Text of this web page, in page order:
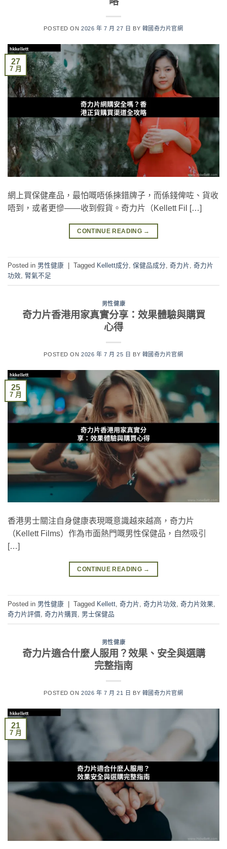
POSTED ON2026 年 7 月 27 日 BY 韓國奇力片官網
27
7 月
網上買保健產品，最怕嘅唔係揀錯牌子，而係錢俾咗、貨收
唔到，或者更慘——收到假貨。奇力片（Kellett Fil […]
CONTINUE READING →
Posted in 男性健康 Tagged Kellett成分 保健品成分 奇力片 奇力片
功效 腎氣不足
男性健康
奇力片香港用家真實分享：效果體驗與購買
心得
POSTED ON2026 年 7 月 25 日 BY 韓國奇力片官網
25
7 月
香港男士關注自身健康表現嘅意識越來越高，奇力片
（Kellett Films）作為市面熱門嘅男性保健品，自然吸引
[…]
CONTINUE READING →
Posted in 男性健康 Tagged Kellett 奇力片 奇力片功效 奇力片效果
奇力片評價 奇力片購買 男士保健品
男性健康
奇力片適合什麼人服用？效果、安全與選購
完整指南
POSTED ON2026 年 7 月 21 日 BY 韓國奇力片官網
21
7 月